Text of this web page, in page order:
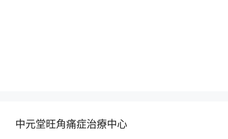
中元堂旺角痛症治療中心